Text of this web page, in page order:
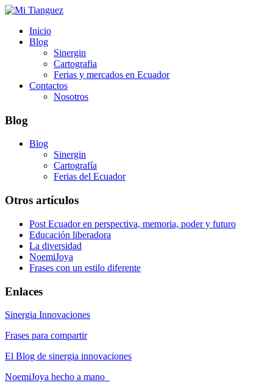
Inicio
Blog
Sinergin
Cartografia
Ferias y mercados en Ecuador
Contactos
Nosotros
Blog
Blog
Sinergin
Cartografía
Ferias del Ecuador
Otros artículos
Post Ecuador en perspectiva, memoria, poder y futuro
Educación liberadora
La diversidad
NoemiJoya
Frases con un estilo diferente
Enlaces
Sinergia Innovaciones
Frases para compartir
El Blog de sinergia innovaciones
NoemiJoya hecho a mano